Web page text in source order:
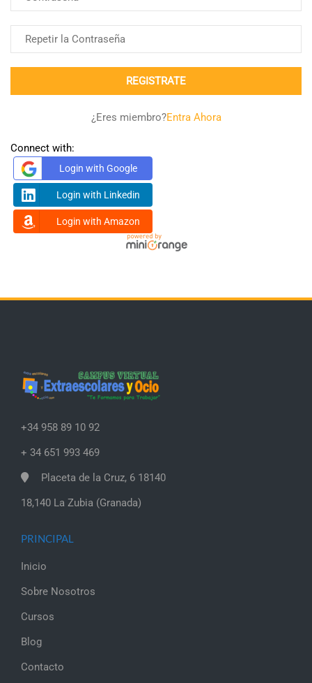
¿Eres miembro?Entra Ahora
Connect with:
Login with Google
Login with Linkedin
Login with Amazon
+34 958 89 10 92
+ 34 651 993 469
Placeta de la Cruz, 6 18140
18,140 La Zubia (Granada)
PRINCIPAL
Inicio
Sobre Nosotros
Cursos
Blog
Contacto